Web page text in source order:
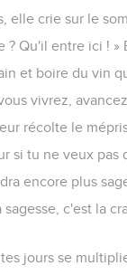
elle crie sur le
? Qu'il entre ici !
et boire du vin
vivrez,
récolte le
si tu ne veux
encore plus
c'est la
jours se